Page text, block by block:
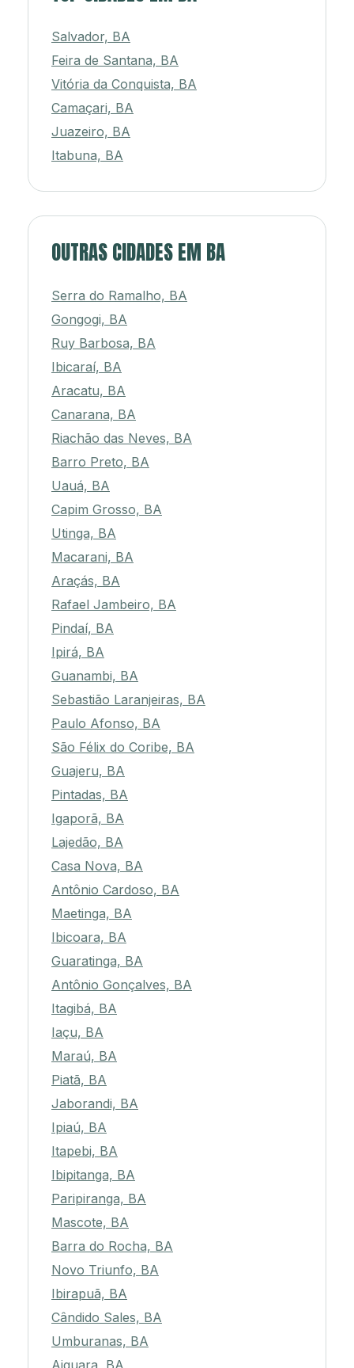
Salvador, BA
Feira de Santana, BA
Vitória da Conquista, BA
Camaçari, BA
Juazeiro, BA
Itabuna, BA
OUTRAS CIDADES EM BA
Serra do Ramalho, BA
Gongogi, BA
Ruy Barbosa, BA
Ibicaraí, BA
Aracatu, BA
Canarana, BA
Riachão das Neves, BA
Barro Preto, BA
Uauá, BA
Capim Grosso, BA
Utinga, BA
Macarani, BA
Araçás, BA
Rafael Jambeiro, BA
Pindaí, BA
Ipirá, BA
Guanambi, BA
Sebastião Laranjeiras, BA
Paulo Afonso, BA
São Félix do Coribe, BA
Guajeru, BA
Pintadas, BA
Igaporã, BA
Lajedão, BA
Casa Nova, BA
Antônio Cardoso, BA
Maetinga, BA
Ibicoara, BA
Guaratinga, BA
Antônio Gonçalves, BA
Itagibá, BA
Iaçu, BA
Maraú, BA
Piatã, BA
Jaborandi, BA
Ipiaú, BA
Itapebi, BA
Ibipitanga, BA
Paripiranga, BA
Mascote, BA
Barra do Rocha, BA
Novo Triunfo, BA
Ibirapuã, BA
Cândido Sales, BA
Umburanas, BA